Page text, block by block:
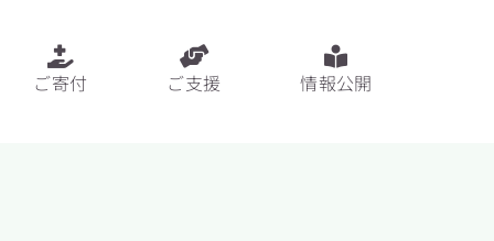
ご寄付 ご支援 情報公開